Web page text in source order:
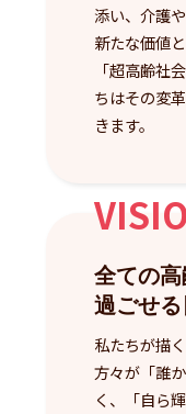
添い、介護
新たな価値
「超高齢社
ちはその変
きます。
全ての
過ごせ
私たちが描
方々が「誰
く、「自ら